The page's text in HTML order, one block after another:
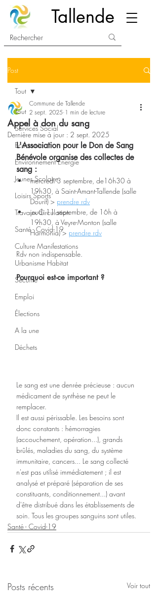
Tallende
Post
Tout
Services Social
Economie
Environnement Energie
Jeunes Scolaire
Loisirs Sports
Travaux Circulation
Santé - Covid-19
Culture Manifestations
Urbanisme Habitat
Sécurité
Emploi
Élections
A la une
Déchets
Tout
Appel à don du sang
Commune de Tallende
2 sept. 2025 1 min de lecture
Dernière mise à jour : 2 sept. 2025
L'Association pour le Don de Sang
Bénévole organise des collectes de
sang :
mercredi 3 septembre, de16h30 à
19h30, à Saint-Amant-Tallende (salle
Dourif) > prendre rdv
jeudi 11 septembre, de 16h à
19h30, à Veyre-Monton (salle
Harmonia) > prendre rdv
Rdv non indispensable.
Pourquoi est-ce important ?
Le sang est une denrée précieuse : aucun
médicament de synthèse ne peut le
remplacer.
Il est aussi périssable. Les besoins sont
donc constants : hémorragies
(accouchement, opération...), grands
brûlés, maladies du sang, du système
immunitaire, cancers... Le sang collecté
n'est pas utilisé immédiatement ; il est
analysé et préparé (séparation de ses
constituants, conditionnement...) avant
d'être distribué dans les établissements de
soin. Tous les groupes sanguins sont utiles.
Santé - Covid-19
Posts récents Voir tout